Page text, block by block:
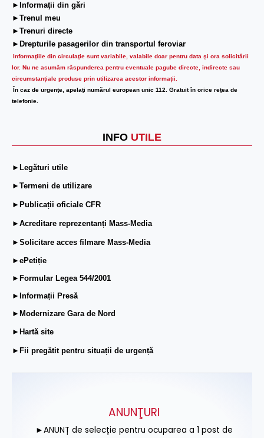
►Informaţii din gări
►Trenul meu
►Trenuri directe
►Drepturile pasagerilor din transportul feroviar
Informaţiile din circulaţie sunt variabile, valabile doar pentru data şi ora solicitării
lor. Nu ne asumăm răspunderea pentru eventuale pagube directe, indirecte sau
circumstanțiale produse prin utilizarea acestor informații.
În caz de urgenţe, apelaţi numărul european unic 112. Gratuit în orice reţea de
telefonie.
INFO UTILE
►Legături utile
►Termeni de utilizare
►Publicații oficiale CFR
►Acreditare reprezentanți Mass-Media
►Solicitare acces filmare Mass-Media
►ePetiție
►Formular Legea 544/2001
►Informații Presă
►Modernizare Gara de Nord
►Hartă site
►Fii pregătit pentru situații de urgență
ANUNŢURI
►ANUNȚ de selecție pentru ocuparea a 1 post de